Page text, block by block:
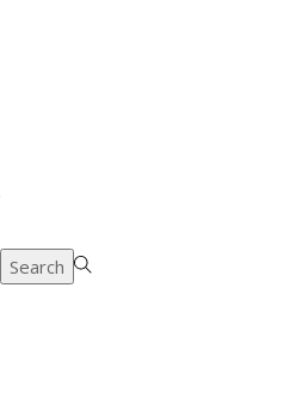
Search